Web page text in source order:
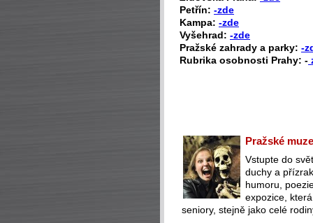
Petřín: -zde
Kampa: -zde
Vyšehrad: -zde
Pražské zahrady a parky: -
Rubrika osobnosti Prahy: -
Pražské
Vstupte do
duchy a
humoru,
expozice,
seniory, stejně jako celé